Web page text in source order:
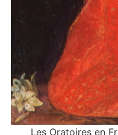
Les Oratoires en